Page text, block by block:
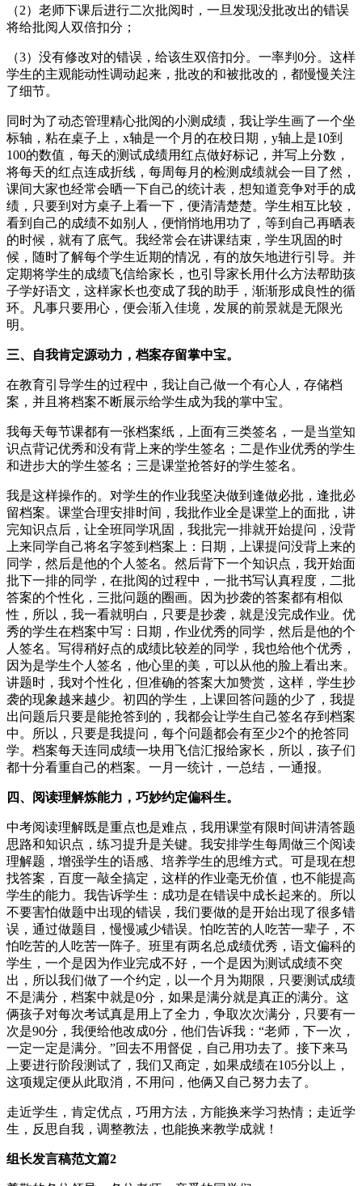
（2）老师下课后进行二次批阅时，一旦发现没批改出的错误
将给批阅人双倍扣分；
（3）没有修改对的错误，给该生双倍扣分。一率判0分。这样
学生的主观能动性调动起来，批改的和被批改的，都慢慢关注
了细节。
同时为了动态管理精心批阅的小测成绩，我让学生画了一个坐
标轴，粘在桌子上，x轴是一个月的在校日期，y轴上是10到
100的数值，每天的测试成绩用红点做好标记，并写上分数，
将每天的红点连成折线，每周每月的检测成绩就会一目了然，
课间大家也经常会晒一下自己的统计表，想知道竞争对手的成
绩，只要到对方桌子上看一下，便清清楚楚。学生相互比较，
看到自己的成绩不如别人，便悄悄地用功了，等到自己再晒表
的时候，就有了底气。我经常会在讲课结束，学生巩固的时
候，随时了解每个学生近期的情况，有的放矢地进行引导。并
定期将学生的成绩飞信给家长，也引导家长用什么方法帮助孩
子学好语文，这样家长也变成了我的助手，渐渐形成良性的循
环。凡事只要用心，便会渐入佳境，发展的前景就是无限光
明。
三、自我肯定源动力，档案存留掌中宝。
在教育引导学生的过程中，我让自己做一个有心人，存储档
案，并且将档案不断展示给学生成为我的掌中宝。
我每天每节课都有一张档案纸，上面有三类签名，一是当堂知
识点背记优秀和没有背上来的学生签名；二是作业优秀的学生
和进步大的学生签名；三是课堂抢答好的学生签名。
我是这样操作的。对学生的作业我坚决做到逢做必批，逢批必
留档案。课堂合理安排时间，我批作业全是课堂上的面批，讲
完知识点后，让全班同学巩固，我批完一排就开始提问，没背
上来同学自己将名字签到档案上：日期，上课提问没背上来的
同学，然后是他的个人签名。然后背下一个知识点，我开始面
批下一排的同学，在批阅的过程中，一批书写认真程度，二批
答案的个性化，三批问题的圈画。因为抄袭的答案都有相似
性，所以，我一看就明白，只要是抄袭，就是没完成作业。优
秀的学生在档案中写：日期，作业优秀的同学，然后是他的个
人签名。写得稍好点的成绩比较差的同学，我也给他个优秀，
因为是学生个人签名，他心里的美，可以从他的脸上看出来。
讲题时，我对个性化，但准确的答案大加赞赏，这样，学生抄
袭的现象越来越少。初四的学生，上课回答问题的少了，我提
出问题后只要是能抢答到的，我都会让学生自己签名存到档案
中。所以，只要是我提问，每个问题都会有至少2个的抢答同
学。档案每天连同成绩一块用飞信汇报给家长，所以，孩子们
都十分看重自己的档案。一月一统计，一总结，一通报。
四、阅读理解炼能力，巧妙约定偏科生。
中考阅读理解既是重点也是难点，我用课堂有限时间讲清答题
思路和知识点，练习提升是关键。我安排学生每周做三个阅读
理解题，增强学生的语感、培养学生的思维方式。可是现在想
找答案，百度一敲全搞定，这样的作业毫无价值，也不能提高
学生的能力。我告诉学生：成功是在错误中成长起来的。所以
不要害怕做题中出现的错误，我们要做的是开始出现了很多错
误，通过做题目，慢慢减少错误。怕吃苦的人吃苦一辈子，不
怕吃苦的人吃苦一阵子。班里有两名总成绩优秀，语文偏科的
学生，一个是因为作业完成不好，一个是因为测试成绩不突
出，所以我们做了一个约定，以一个月为期限，只要测试成绩
不是满分，档案中就是0分，如果是满分就是真正的满分。这
俩孩子对每次考试真是用上了全力，争取次次满分，只要有一
次是90分，我便给他改成0分，他们告诉我：“老师，下一次，
一定一定是满分。”回去不用督促，自己用功去了。接下来马
上要进行阶段测试了，我们又商定，如果成绩在105分以上，
这项规定便从此取消，不用问，他俩又自己努力去了。
走近学生，肯定优点，巧用方法，方能换来学习热情；走近学
生，反思自我，调整教法，也能换来教学成就！
组长发言稿范文篇2